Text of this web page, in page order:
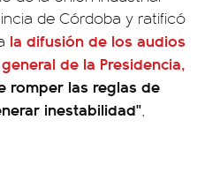
de Córdoba y ratificó
la difusión de los audios
de la Presidencia,
romper las reglas de
inestabilidad",